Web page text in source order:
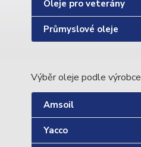
Oleje pro veterány
Průmyslové oleje
Výběr oleje podle výrobce
Amsoil
Yacco